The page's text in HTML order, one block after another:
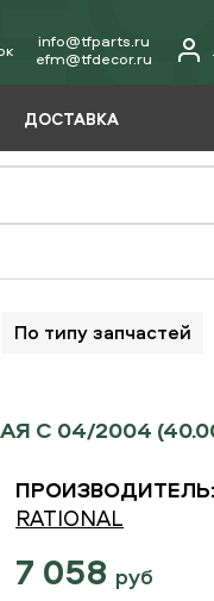
info@tfparts.ru
еfm@tfdecor.ru
ДОСТАВКА
По типу запчастей
С 04/2004
ПРОИЗВОДИТЕЛЬ:
RATIONAL
7 058 руб